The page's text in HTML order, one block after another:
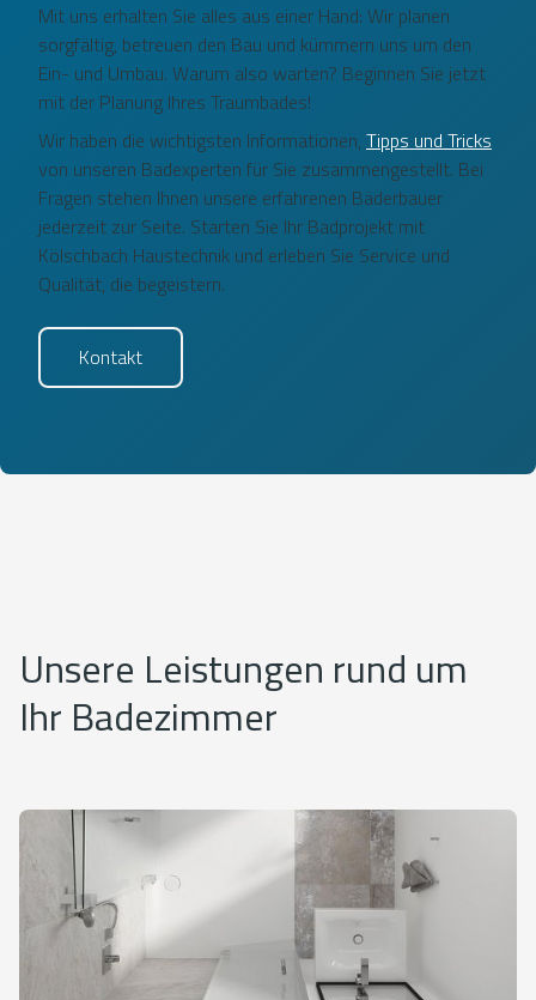
Mit uns erhalten Sie alles aus einer Hand: Wir planen
sorgfältig, betreuen den Bau und kümmern uns um den
Ein- und Umbau. Warum also warten? Beginnen Sie jetzt
mit der Planung Ihres Traumbades!
Wir haben die wichtigsten Informationen, Tipps und Tricks
von unseren Badexperten für Sie zusammengestellt. Bei
Fragen stehen Ihnen unsere erfahrenen Bäderbauer
jederzeit zur Seite. Starten Sie Ihr Badprojekt mit
Kölschbach Haustechnik und erleben Sie Service und
Qualität, die begeistern.
Kontakt
Unsere Leistungen rund um
Ihr Badezimmer